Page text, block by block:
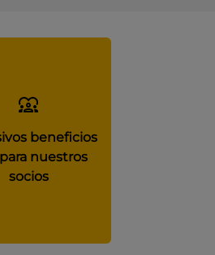
beneficios
nuestros
socios